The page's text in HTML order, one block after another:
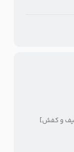
کیف و کفش]